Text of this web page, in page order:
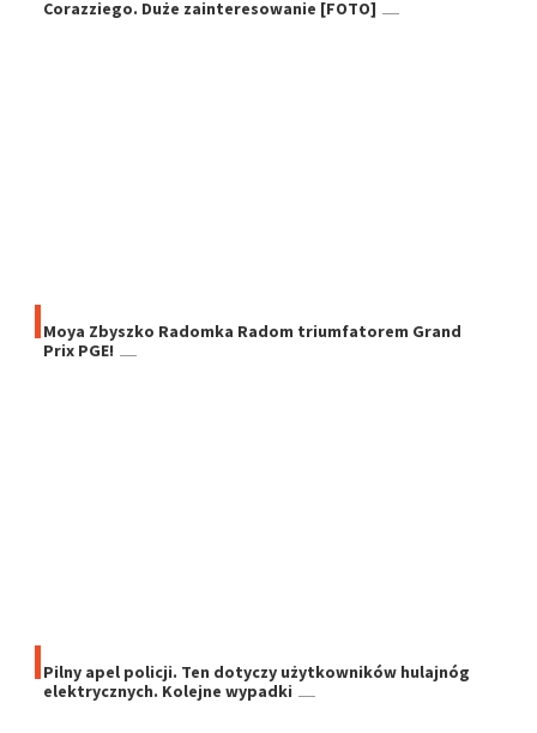
Corazziego. Duże zainteresowanie [FOTO]
Moya Zbyszko Radomka Radom triumfatorem Grand
Prix PGE!
Pilny apel policji. Ten dotyczy użytkowników hulajnóg
elektrycznych. Kolejne wypadki